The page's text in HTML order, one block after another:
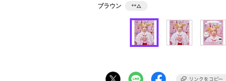
ブラウン **△